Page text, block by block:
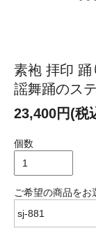
素袍 拝印 踊
謡舞踊のス
23,400円(税
個数
ご希望の商品をお